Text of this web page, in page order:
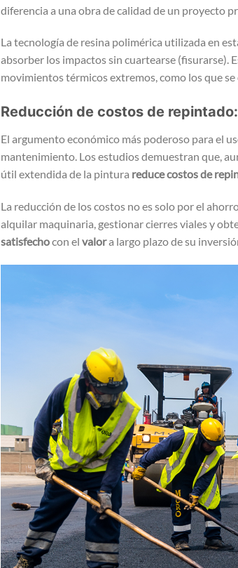
diferencia a una obra de calidad de un proyecto
La tecnología de resina polimérica utilizada en
absorber los impactos sin cuartearse (fisurarse).
movimientos térmicos extremos, como los que
Reducción de costos de
El argumento económico más poderoso para el
mantenimiento. Los estudios demuestran que,
útil extendida de la pintura reduce costos de
La reducción de los costos no es solo por el
alquilar maquinaria, gestionar cierres viales y
satisfechocon el valora largo plazo de su